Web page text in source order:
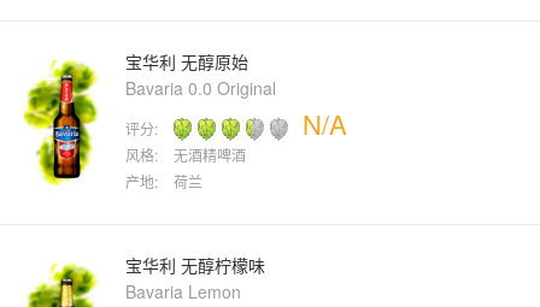
宝华利 无醇原始
Bavaria 0.0 Original
评分: N/A
风格:
无酒精啤酒
产地:
荷兰
宝华利 无醇柠檬味
Bavaria Lemon